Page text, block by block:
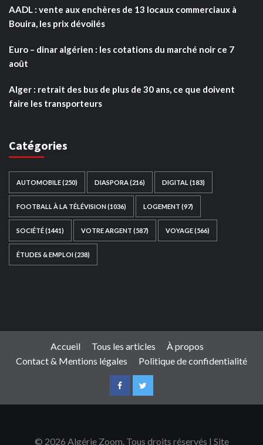
AADL : vente aux enchères de 13 locaux commerciaux à
Bouira, les prix dévoilés
Euro – dinar algérien : les cotations du marché noir ce 7
août
Alger : retrait des bus de plus de 30 ans, ce que doivent
faire les transporteurs
Catégories
AUTOMOBILE(250) DIASPORA(216) DIGITAL (183)
FOOTBALL À LA TÉLÉVISION(1036) LOGEMENT (97)
SOCIÉTÉ(1441) VOTRE ARGENT (587) VOYAGE(566)
ÉTUDES & EMPLOI(238)
Accueil Tous les articles
À propos
Contact & Mentions légales
Politique de confidentialité
© 2026 Algérie Zoom. Tous droits réservés | Site